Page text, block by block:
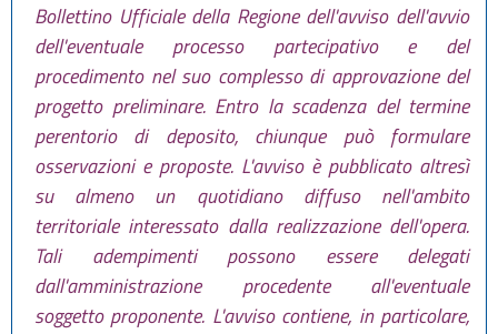
Bollettino Ufficiale della Regione dell'avviso dell'avvio
dell'eventuale processo partecipativo e del
procedimento nel suo complesso di approvazione del
progetto preliminare. Entro la scadenza del termine
perentorio di deposito, chiunque può formulare
osservazioni e proposte. L'avviso è pubblicato altresì
su almeno un quotidiano diffuso nell'ambito
territoriale interessato dalla realizzazione dell'opera.
Tali adempimenti possono essere delegati
dall'amministrazione procedente all'eventuale
soggetto proponente. L'avviso contiene, in particolare,